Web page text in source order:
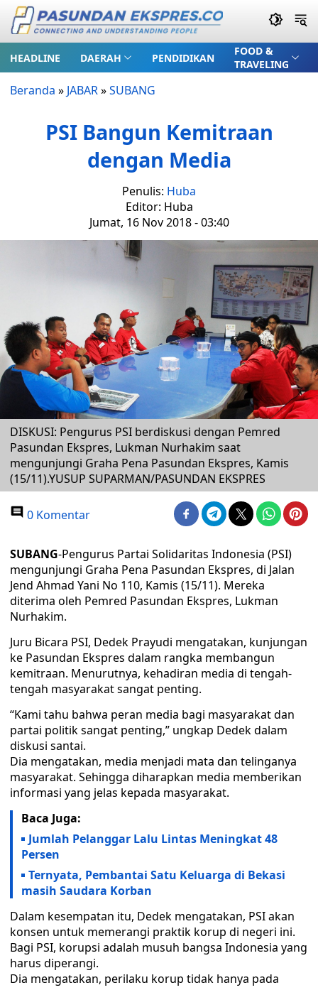
HEADLINE DAERAH PENDIDIKAN
FOOD &
TRAVELING
Beranda » JABAR»SUBANG
PSI Bangun Kemitraan
dengan Media
Penulis: Huba
Editor: Huba
Jumat, 16 Nov 2018 - 03:40
DISKUSI: Pengurus PSI berdiskusi dengan Pemred
Pasundan Ekspres, Lukman Nurhakim saat
mengunjungi Graha Pena Pasundan Ekspres, Kamis
(15/11).YUSUP SUPARMAN/PASUNDAN EKSPRES
0 Komentar
SUBANG-Pengurus Partai Solidaritas Indonesia (PSI)
mengunjungi Graha Pena Pasundan Ekspres, di Jalan
Jend Ahmad Yani No 110, Kamis (15/11). Mereka
diterima oleh Pemred Pasundan Ekspres, Lukman
Nurhakim.
Juru Bicara PSI, Dedek Prayudi mengatakan, kunjungan
ke Pasundan Ekspres dalam rangka membangun
kemitraan. Menurutnya, kehadiran media di tengah-
tengah masyarakat sangat penting.
“Kami tahu bahwa peran media bagi masyarakat dan
partai politik sangat penting,” ungkap Dedek dalam
diskusi santai.
Dia mengatakan, media menjadi mata dan telinganya
masyarakat. Sehingga diharapkan media memberikan
informasi yang jelas kepada masyarakat.
Baca Juga:
Jumlah Pelanggar Lalu Lintas Meningkat 48
Persen
Ternyata, Pembantai Satu Keluarga di Bekasi
masih Saudara Korban
Dalam kesempatan itu, Dedek mengatakan, PSI akan
konsen untuk memerangi praktik korup di negeri ini.
Bagi PSI, korupsi adalah musuh bangsa Indonesia yang
harus diperangi.
Dia mengatakan, perilaku korup tidak hanya pada